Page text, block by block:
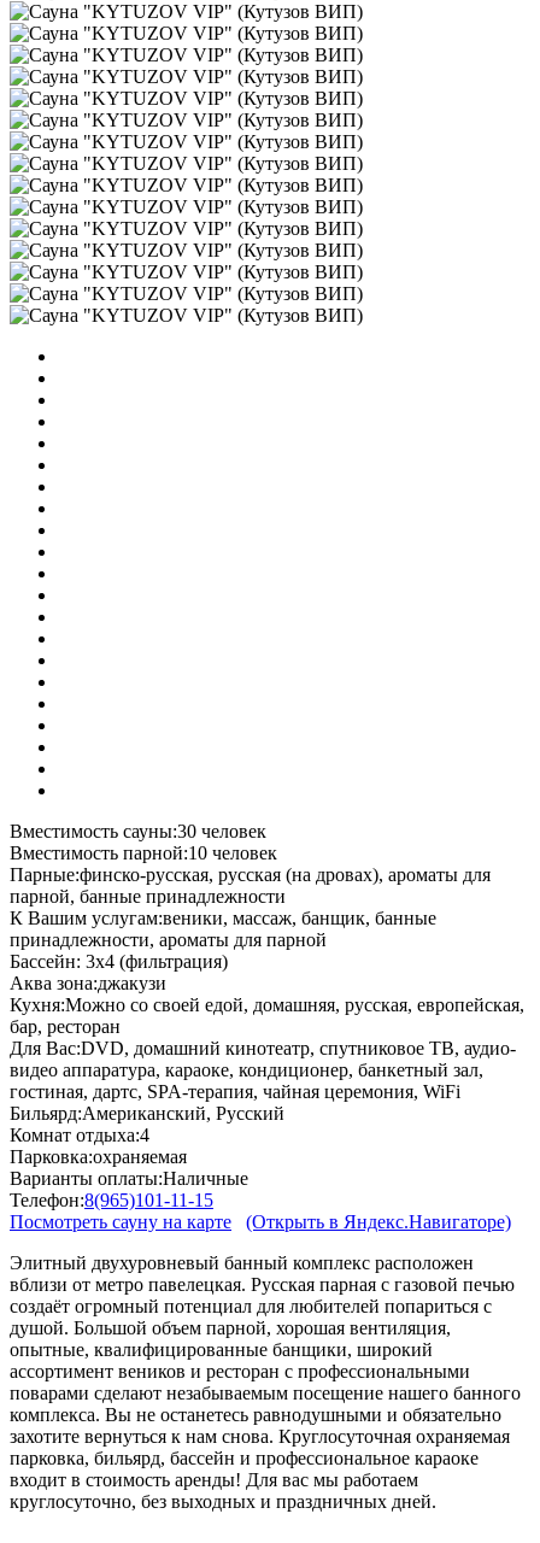
Вместимость сауны:30 человек
Вместимость парной:10 человек
Парные:финско-русская, русская (на дровах), ароматы для
парной, банные принадлежности
К Вашим услугам:веники, массаж, банщик, банные
принадлежности, ароматы для парной
Бассейн: 3х4 (фильтрация)
Аква зона:джакузи
Кухня:Можно со своей едой, домашняя, русская, европейская,
бар, ресторан
Для Вас:DVD, домашний кинотеатр, спутниковое ТВ, аудио-
видео аппаратура, караоке, кондиционер, банкетный зал,
гостиная, дартс, SPA-терапия, чайная церемония, WiFi
Бильярд:Американский, Русский
Комнат отдыха:4
Парковка:охраняемая
Варианты оплаты:Наличные
Телефон:8(965)101-11-15
Посмотреть сауну на карте
(Открыть в Яндекс.Навигаторе)
Элитный двухуровневый банный комплекс расположен
вблизи от метро павелецкая. Русская парная с газовой печью
создаёт огромный потенциал для любителей попариться с
душой. Большой объем парной, хорошая вентиляция,
опытные, квалифицированные банщики, широкий
ассортимент веников и ресторан с профессиональными
поварами сделают незабываемым посещение нашего банного
комплекса. Вы не останетесь равнодушными и обязательно
захотите вернуться к нам снова. Круглосуточная охраняемая
парковка, бильярд, бассейн и профессиональное караоке
входит в стоимость аренды! Для вас мы работаем
круглосуточно, без выходных и праздничных дней.